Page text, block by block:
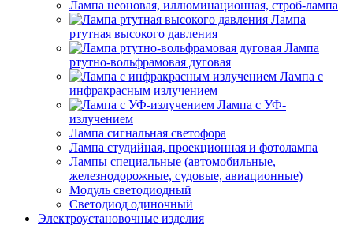
Лампа неоновая, иллюминационная, строб-лампа
Лампа
ртутная высокого давления
Лампа
ртутно-вольфрамовая дуговая
Лампа с
инфракрасным излучением
Лампа с УФ-
излучением
Лампа сигнальная светофора
Лампа студийная, проекционная и фотолампа
Лампы специальные (автомобильные,
железнодорожные, судовые, авиационные)
Модуль светодиодный
Светодиод одиночный
Электроустановочные изделия